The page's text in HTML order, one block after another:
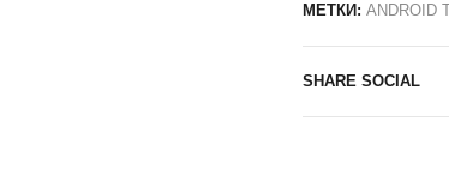
МЕТКИ: ANDROID
SHARE SOCIAL